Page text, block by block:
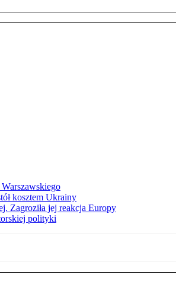
kosztem Ukrainy
Zagroziła jej reakcja Europy
polityki